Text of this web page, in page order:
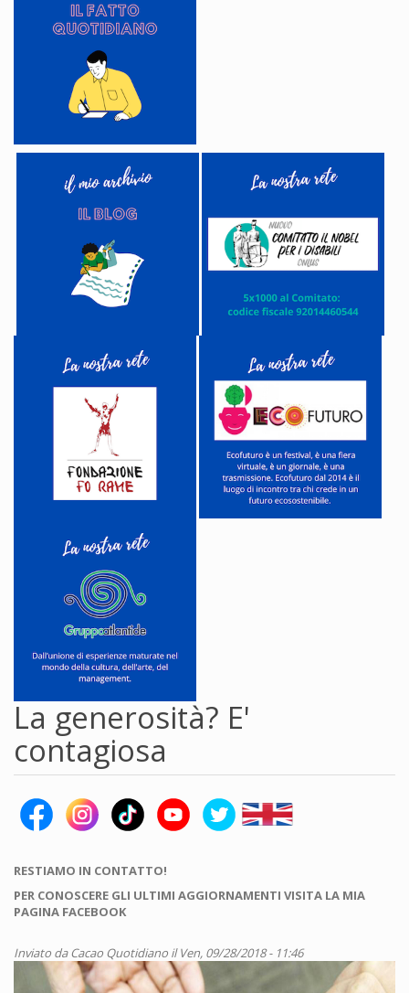
La generosità? E'
contagiosa
RESTIAMO IN CONTATTO!
PER CONOSCERE GLI ULTIMI AGGIORNAMENTI VISITA LA MIA
PAGINA FACEBOOK
Inviato daCacao Quotidiano il Ven, 09/28/2018 - 11:46